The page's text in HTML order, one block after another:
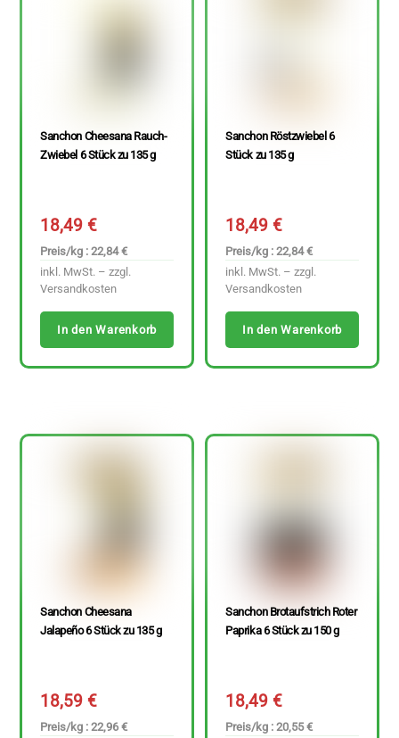
Sanchon Cheesana Rauch-
Zwiebel 6 Stück zu 135 g
18,49€
Preis/kg : 22,84 €
inkl. MwSt. – zzgl.
Versandkosten
In den Warenkorb
Sanchon Röstzwiebel 6
Stück zu 135 g
18,49€
Preis/kg : 22,84 €
inkl. MwSt. – zzgl.
Versandkosten
In den Warenkorb
Sanchon Cheesana
Jalapeño 6 Stück zu 135 g
18,59€
Preis/kg : 22,96 €
Sanchon Brotaufstrich Roter
Paprika 6 Stück zu 150 g
18,49€
Preis/kg : 20,55 €